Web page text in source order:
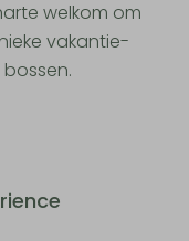
welkom om
vakantie-